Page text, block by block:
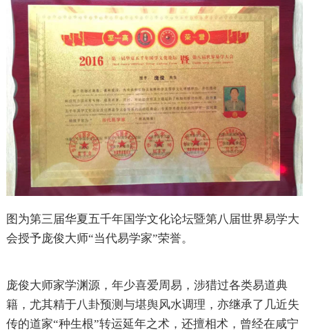
图为第三届华夏五千年国学文化论坛暨第八届世界易学大
会授予庞俊大师“当代易学家”荣誉。
庞俊大师家学渊源，年少喜爱周易，涉猎过各类易道典
籍，尤其精于八卦预测与堪舆风水调理，亦继承了几近失
传的道家“种生根”转运延年之术，还擅相术，曾经在咸宁